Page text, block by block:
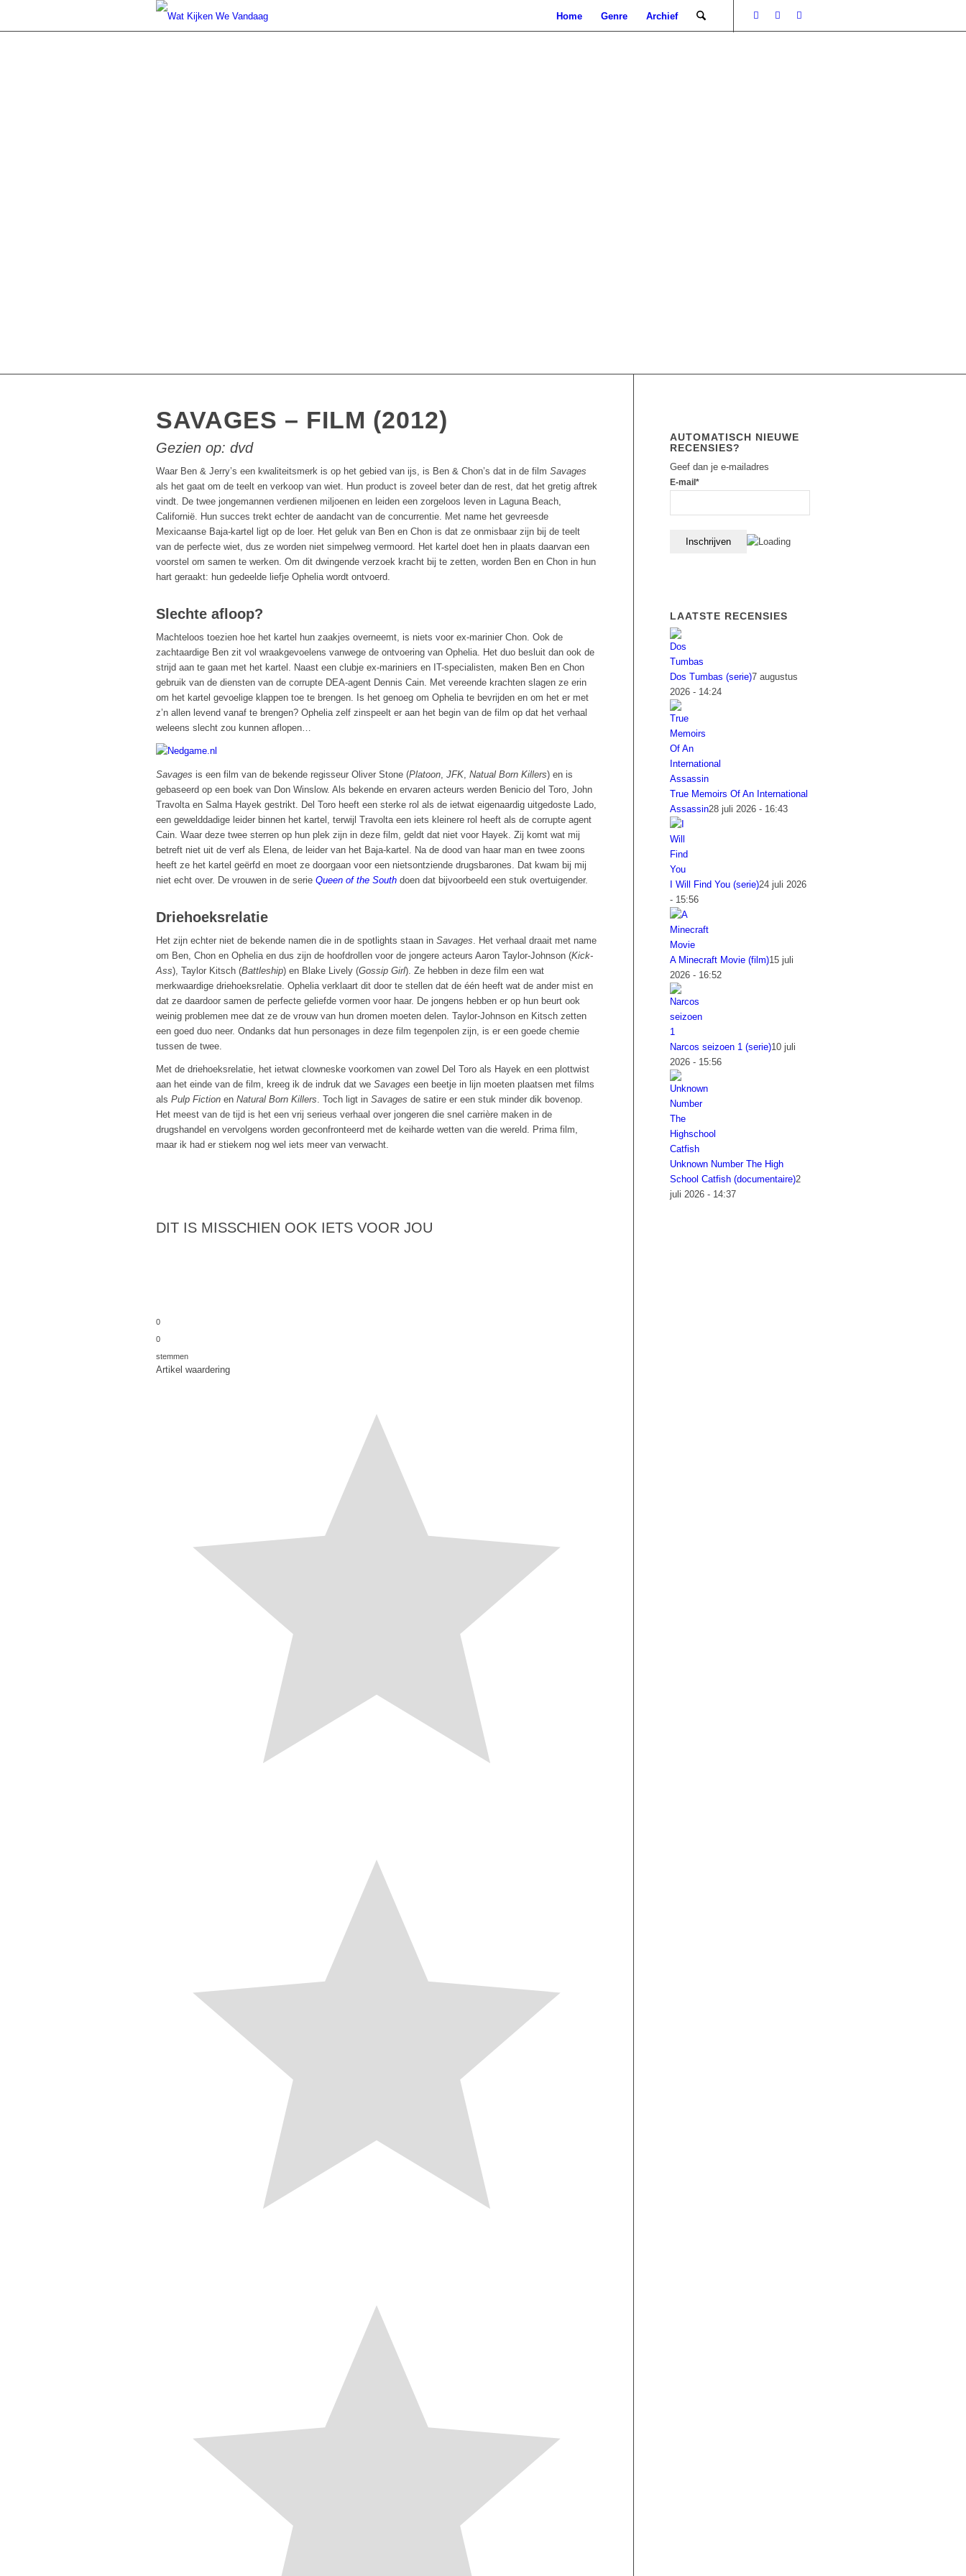
Home Genre Archief
SAVAGES – FILM (2012)
Gezien op: dvd
Waar Ben & Jerry’s een kwaliteitsmerk is op het gebied van ijs, is Ben & Chon’s dat in de film Savages
als het gaat om de teelt en verkoop van wiet. Hun product is zoveel beter dan de rest, dat het gretig aftrek
vindt. De twee jongemannen verdienen miljoenen en leiden een zorgeloos leven in Laguna Beach,
Californië. Hun succes trekt echter de aandacht van de concurrentie. Met name het gevreesde
Mexicaanse Baja-kartel ligt op de loer. Het geluk van Ben en Chon is dat ze onmisbaar zijn bij de teelt
van de perfecte wiet, dus ze worden niet simpelweg vermoord. Het kartel doet hen in plaats daarvan een
voorstel om samen te werken. Om dit dwingende verzoek kracht bij te zetten, worden Ben en Chon in hun
hart geraakt: hun gedeelde liefje Ophelia wordt ontvoerd.
Slechte afloop?
Machteloos toezien hoe het kartel hun zaakjes overneemt, is niets voor ex-marinier Chon. Ook de
zachtaardige Ben zit vol wraakgevoelens vanwege de ontvoering van Ophelia. Het duo besluit dan ook de
strijd aan te gaan met het kartel. Naast een clubje ex-mariniers en IT-specialisten, maken Ben en Chon
gebruik van de diensten van de corrupte DEA-agent Dennis Cain. Met vereende krachten slagen ze erin
om het kartel gevoelige klappen toe te brengen. Is het genoeg om Ophelia te bevrijden en om het er met
z’n allen levend vanaf te brengen? Ophelia zelf zinspeelt er aan het begin van de film op dat het verhaal
weleens slecht zou kunnen aflopen…
Savages is een film van de bekende regisseur Oliver Stone (Platoon JFK Natual Born Killers) en is
gebaseerd op een boek van Don Winslow. Als bekende en ervaren acteurs werden Benicio del Toro, John
Travolta en Salma Hayek gestrikt. Del Toro heeft een sterke rol als de ietwat eigenaardig uitgedoste Lado,
een gewelddadige leider binnen het kartel, terwijl Travolta een iets kleinere rol heeft als de corrupte agent
Cain. Waar deze twee sterren op hun plek zijn in deze film, geldt dat niet voor Hayek. Zij komt wat mij
betreft niet uit de verf als Elena, de leider van het Baja-kartel. Na de dood van haar man en twee zoons
heeft ze het kartel geërfd en moet ze doorgaan voor een nietsontziende drugsbarones. Dat kwam bij mij
niet echt over. De vrouwen in de serie Queen of the South doen dat bijvoorbeeld een stuk overtuigender.
Driehoeksrelatie
Het zijn echter niet de bekende namen die in de spotlights staan in Savages . Het verhaal draait met name
om Ben, Chon en Ophelia en dus zijn de hoofdrollen voor de jongere acteurs Aaron Taylor-Johnson (Kick-
Ass), Taylor Kitsch (Battleship) en Blake Lively (Gossip Girl). Ze hebben in deze film een wat
merkwaardige driehoeksrelatie. Ophelia verklaart dit door te stellen dat de één heeft wat de ander mist en
dat ze daardoor samen de perfecte geliefde vormen voor haar. De jongens hebben er op hun beurt ook
weinig problemen mee dat ze de vrouw van hun dromen moeten delen. Taylor-Johnson en Kitsch zetten
een goed duo neer. Ondanks dat hun personages in deze film tegenpolen zijn, is er een goede chemie
tussen de twee.
Met de driehoeksrelatie, het ietwat clowneske voorkomen van zowel Del Toro als Hayek en een plottwist
aan het einde van de film, kreeg ik de indruk dat we Savages een beetje in lijn moeten plaatsen met films
als Pulp Fiction en Natural Born Killers . Toch ligt in Savages de satire er een stuk minder dik bovenop.
Het meest van de tijd is het een vrij serieus verhaal over jongeren die snel carrière maken in de
drugshandel en vervolgens worden geconfronteerd met de keiharde wetten van die wereld. Prima film,
maar ik had er stiekem nog wel iets meer van verwacht.
DIT IS MISSCHIEN OOK IETS VOOR JOU
0
0
stemmen
Artikel waardering
AUTOMATISCH NIEUWE
RECENSIES?
Geef dan je e-mailadres
E-mail*
LAATSTE RECENSIES
Dos Tumbas (serie)7 augustus
2026 - 14:24
True Memoirs Of An International
Assassin28 juli 2026 - 16:43
I Will Find You (serie)24 juli 2026
- 15:56
A Minecraft Movie (film)15 juli
2026 - 16:52
Narcos seizoen 1 (serie)10 juli
2026 - 15:56
Unknown Number The High
School Catfish (documentaire)2
juli 2026 - 14:37